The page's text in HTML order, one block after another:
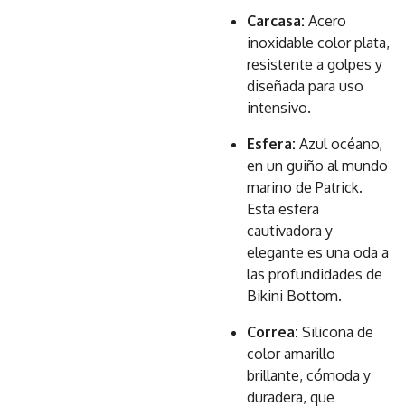
Carcasa: Acero
inoxidable color plata,
resistente a golpes y
diseñada para uso
intensivo.
Esfera: Azul océano,
en un guiño al mundo
marino de Patrick.
Esta esfera
cautivadora y
elegante es una oda a
las profundidades de
Bikini Bottom.
Correa: Silicona de
color amarillo
brillante, cómoda y
duradera, que